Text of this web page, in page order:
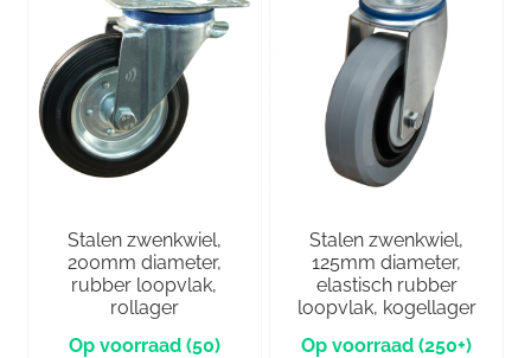
Stalen zwenkwiel,
200mm diameter,
rubber loopvlak,
rollager
(50)
Stalen zwenkwiel,
125mm diameter,
elastisch rubber
loopvlak, kogellager
(250+)